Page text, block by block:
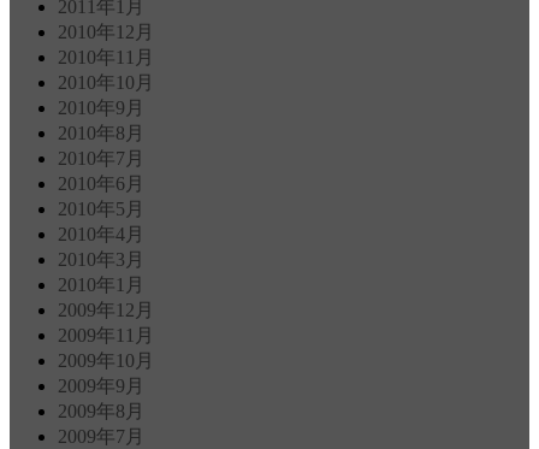
2011年1月
2010年12月
2010年11月
2010年10月
2010年9月
2010年8月
2010年7月
2010年6月
2010年5月
2010年4月
2010年3月
2010年1月
2009年12月
2009年11月
2009年10月
2009年9月
2009年8月
2009年7月